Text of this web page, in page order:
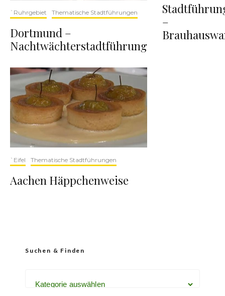
`Ruhrgebiet Thematische Stadtführungen
Dortmund –
Nachtwächterstadtführung
`Eifel Thematische Stadtführungen
Aachen Häppchenweise
–
Suchen & Finden